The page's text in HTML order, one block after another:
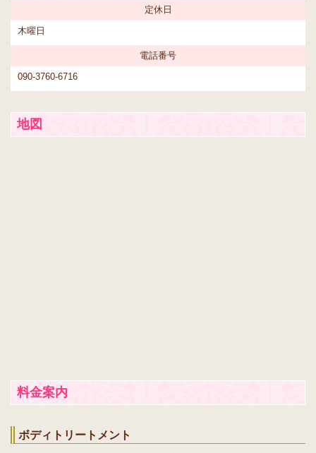
定休日
木曜日
電話番号
090-3760-6716
地図
料金案内
ボディトリートメント